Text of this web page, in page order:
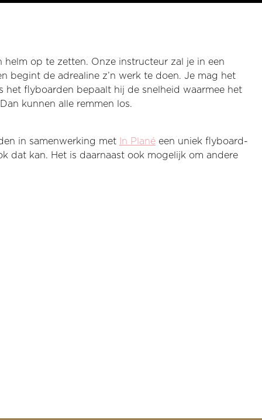
op te zetten. Onze instructeur zal je in een
begint de adrealine z’n werk te doen. Je mag het
flyboarden bepaalt hij de snelheid waarmee het
kunnen alle remmen los.
in samenwerking met In Plané een uniek flyboard-
dat kan. Het is daarnaast ook mogelijk om andere